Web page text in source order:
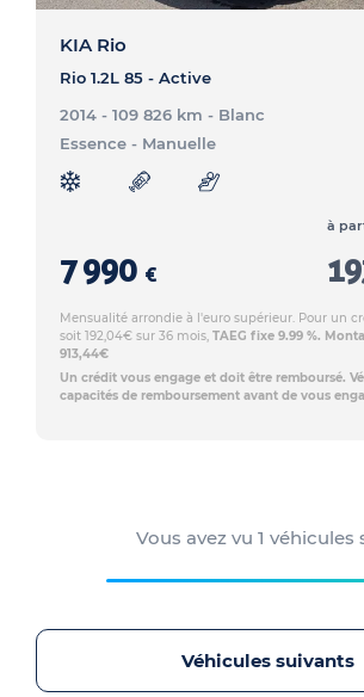
KIA Rio
Rio 1.2L 85 - Active
2014 - 109 826 km - Blanc
Essence - Manuelle
7 990 €
à
Mensualité arrondie à l'euro supérieur. Pour un
soit 192,04€ sur 36 mois, TAEG fixe 9.99 %.
913,44€
Un crédit vous engage et doit être remboursé.
capacités de remboursement avant de vous
Vous avez vu 1 véhicules
Véhicules suivants